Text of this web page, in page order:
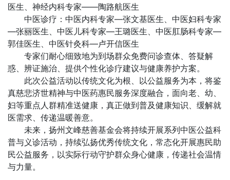
医生、神经内科专家——陶路航医生
中医诊疗：中医内科专家—张文基医生、中医妇科专家
—张丽医生、中医儿科专家—王璐医生、中医肛肠科专家—
郭佳医生、中医针灸科—卢开信医生
专家们耐心细致地为到场群众免费问诊查体、答疑解
惑、辨证施治、提供个性化诊疗建议与健康养护方案。
此次公益活动以传统文化为根、以公益服务为本，将鉴
真慈悲济世精神与中医药惠民服务深度融合，面向老、幼、
妇等重点人群精准送健康，真正做到普及健康知识、缓解就
医需求、传递温暖善意。
未来，扬州文峰慈善基金会将持续开展系列中医公益科
普与义诊活动，持续弘扬优秀传统文化，常态化开展惠民助
民公益服务，以实际行动守护群众身心健康，传递社会温情
与力量。